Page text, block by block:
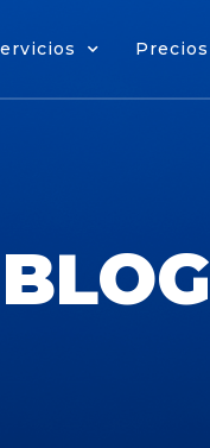
Precios
BLOG